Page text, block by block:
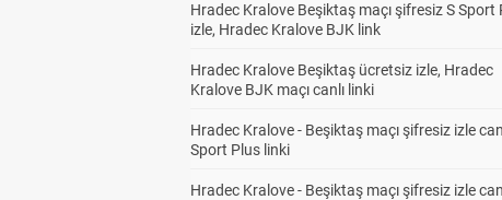
Hradec Kralove Beşiktaş maçı şifresiz S Sport
izle, Hradec Kralove BJK link
Hradec Kralove Beşiktaş ücretsiz izle, Hradec
Kralove BJK maçı canlı linki
Hradec Kralove - Beşiktaş maçı şifresiz izle
Sport Plus linki
Hradec Kralove - Beşiktaş maçı şifresiz izle